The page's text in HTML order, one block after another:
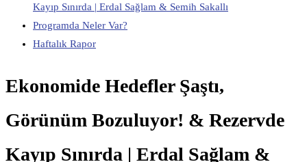
Kayıp Sınırda | Erdal Sağlam & Semih Sakallı
Programda Neler Var?
Haftalık Rapor
Ekonomide Hedefler Şaştı,
Görünüm Bozuluyor! & Rezervde
Kayıp Sınırda | Erdal Sağlam &